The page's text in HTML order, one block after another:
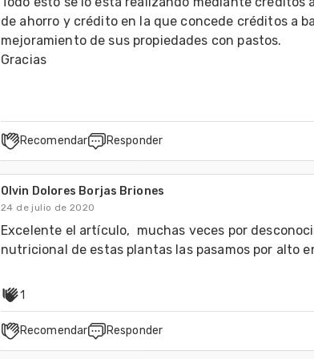
de ahorro y crédito en la que concede créditos a
mejoramiento de sus propiedades con pastos.
Gracias
Recomendar Responder
Olvin Dolores Borjas Briones
24 de julio de 2020
Excelente el artículo,  muchas veces por
nutricional de estas plantas las pasamos por alto
1
Recomendar Responder